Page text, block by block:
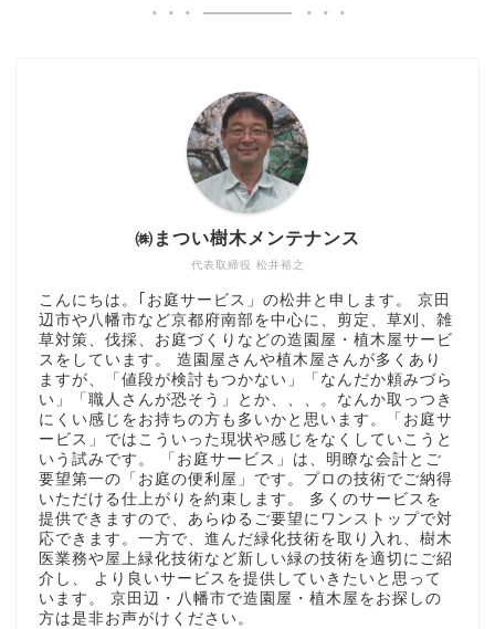
代表取締役 松井裕之
㈱まつい樹木メンテナンス
こんにちは。｢お庭サービス」の松井と申します。 京田
辺市や八幡市など京都府南部を中心に、剪定、草刈、雑
草対策、伐採、お庭づくりなどの造園屋・植木屋サービ
スをしています。 造園屋さんや植木屋さんが多くあり
ますが、「値段が検討もつかない」「なんだか頼みづら
い」「職人さんが恐そう」とか、、、。なんか取っつき
にくい感じをお持ちの方も多いかと思います。「お庭サ
ービス」ではこういった現状や感じをなくしていこうと
いう試みです。 「お庭サービス」は、明瞭な会計とご
要望第一の「お庭の便利屋」です。プロの技術でご納得
いただける仕上がりを約束します。 多くのサービスを
提供できますので、あらゆるご要望にワンストップで対
応できます。一方で、進んだ緑化技術を取り入れ、樹木
医業務や屋上緑化技術など新しい緑の技術を適切にご紹
介し、 より良いサービスを提供していきたいと思って
います。 京田辺・八幡市で造園屋・植木屋をお探しの
方は是非お声がけください。